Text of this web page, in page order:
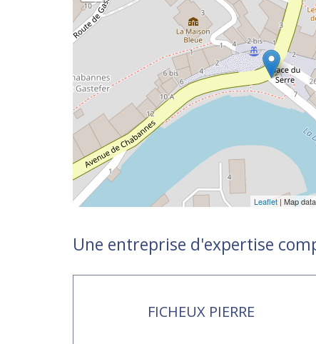
Leaflet | Map
Une entreprise d'expertise
FICHEUX PIERRE